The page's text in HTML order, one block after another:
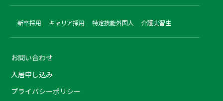
新卒採用 キャリア採用 特定技能外国人 介護実習生
お問い合わせ
入居申し込み
プライバシーポリシー